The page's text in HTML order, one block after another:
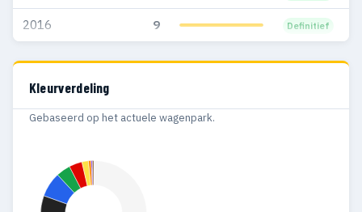
1997 3 —
1995 3 —
1989 1 —
2016 9 Definitief
Kleurverdeling
Gebaseerd op het actuele wagenpark.